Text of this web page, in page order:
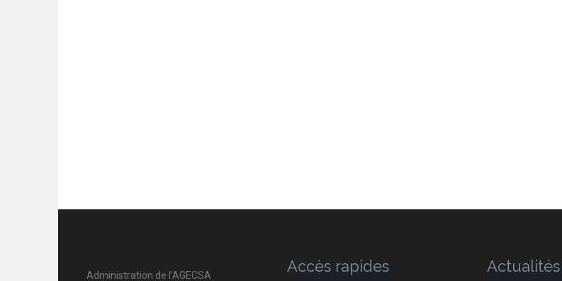
Administration de l'AGECSA Accès rapides Actualités